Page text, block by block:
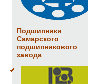
Подшипники
Самарского
подшипникового
завода